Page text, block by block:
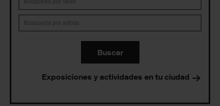
Buscar
Exposiciones y actividades en tu ciudad